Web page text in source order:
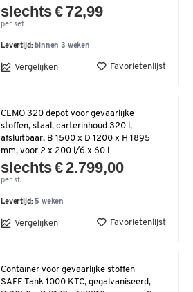
slechts € 72,99
per set
Levertijd: binnen 3 weken
Vergelijken Favorietenlijst
CEMO 320 depot voor gevaarlijke
stoffen, staal, carterinhoud 320 l,
afsluitbaar, B 1500 x D 1200 x H 1895
mm, voor 2 x 200 l/6 x 60 l
slechts € 2.799,00
per st.
Levertijd: 5 weken
Vergelijken Favorietenlijst
Container voor gevaarlijke stoffen
SAFE Tank 1000 KTC, gegalvaniseerd,